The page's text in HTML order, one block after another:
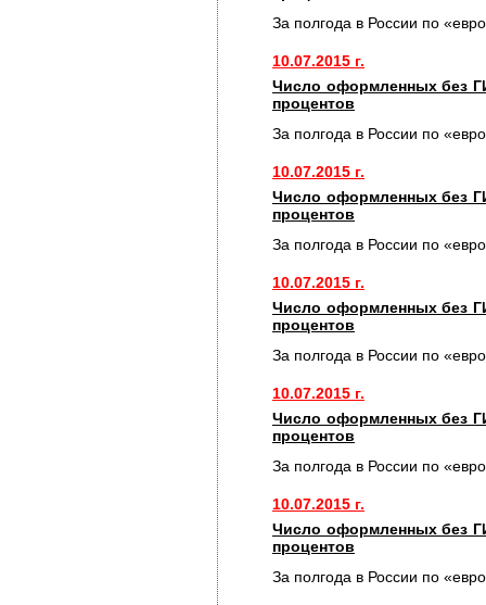
За полгода в России по
10.07.2015 г.
Число оформленных без
процентов
За полгода в России по
10.07.2015 г.
Число оформленных без
процентов
За полгода в России по
10.07.2015 г.
Число оформленных без
процентов
За полгода в России по
10.07.2015 г.
Число оформленных без
процентов
За полгода в России по
10.07.2015 г.
Число оформленных без
процентов
За полгода в России по